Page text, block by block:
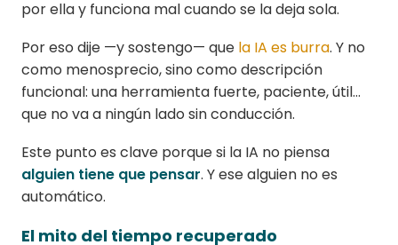
por ella y funciona mal cuando se la deja sola.
Por eso dije —y sostengo— que la IA es burra. Y no
como menosprecio, sino como descripción
funcional: una herramienta fuerte, paciente, útil…
que no va a ningún lado sin conducción.
Este punto es clave porque si la IA no piensa
alguien tiene que pensar. Y ese alguien no es
automático.
El mito del tiempo recuperado